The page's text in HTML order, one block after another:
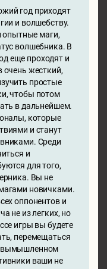
год приходят
и волшебству.
опытные маги,
волшебника. В
еще проходят и
очень жесткий,
простые
чтобы потом
в дальнейшем.
которые
и станут
Среди
и
для того,
Вы не
новичками.
оппонентов и
не из легких, но
игры вы будете
перемещаться
вымышленном
ваши не